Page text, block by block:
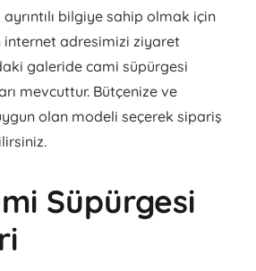
bilgiye sahip olmak için
adresimizi ziyaret
galeride cami süpürgesi
mevcuttur. Bütçenize ve
olan modeli seçerek sipariş
Süpürgesi